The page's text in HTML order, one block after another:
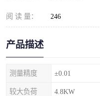
阅 读 量： 246
产品描述
测量精度 ±0.01
较大负荷 4.8KW